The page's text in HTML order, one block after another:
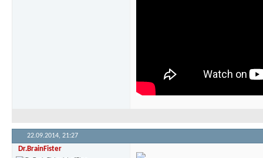
22.09.2014, 21:27
Dr.BrainFister